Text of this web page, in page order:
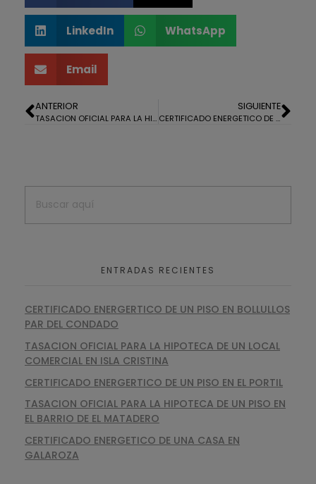
LinkedIn WhatsApp
Email
ANTERIOR
TASACION OFICIAL PARA LA HIPOTECA DE UN PISO EN EL PORTIL
SIGUIENTE
CERTIFICADO ENERGETICO DE UN EDIFICIO DE OFICINAS EN ESCACENA DEL CAMPO
ENTRADAS RECIENTES
CERTIFICADO ENERGERTICO DE UN PISO EN BOLLULLOS
PAR DEL CONDADO
TASACION OFICIAL PARA LA HIPOTECA DE UN LOCAL
COMERCIAL EN ISLA CRISTINA
CERTIFICADO ENERGERTICO DE UN PISO EN EL PORTIL
TASACION OFICIAL PARA LA HIPOTECA DE UN PISO EN
EL BARRIO DE EL MATADERO
CERTIFICADO ENERGETICO DE UNA CASA EN
GALAROZA